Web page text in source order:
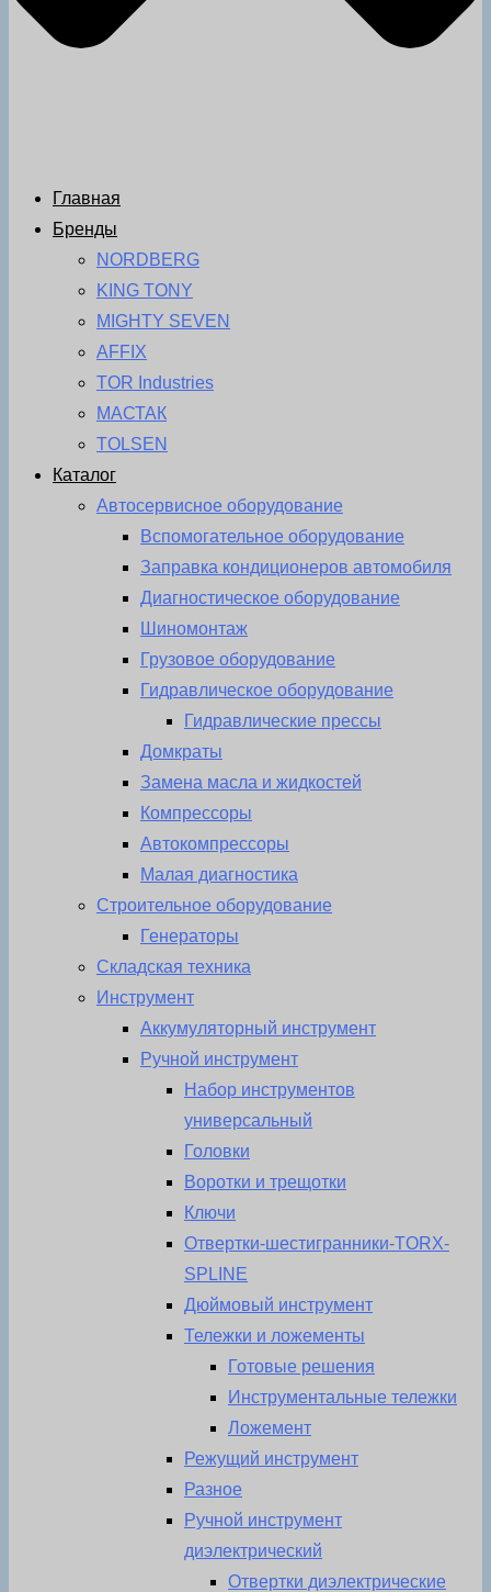
Главная
Бренды
NORDBERG
KING TONY
MIGHTY SEVEN
AFFIX
TOR Industries
МАСТАК
TOLSEN
Каталог
Автосервисное оборудование
Вспомогательное оборудование
Заправка кондиционеров автомобиля
Диагностическое оборудование
Шиномонтаж
Грузовое оборудование
Гидравлическое оборудование
Гидравлические прессы
Домкраты
Замена масла и жидкостей
Компрессоры
Автокомпрессоры
Малая диагностика
Строительное оборудование
Генераторы
Складская техника
Инструмент
Аккумуляторный инструмент
Ручной инструмент
Набор инструментов
универсальный
Головки
Воротки и трещотки
Ключи
Отвертки-шестигранники-TORX-
SPLINE
Дюймовый инструмент
Тележки и ложементы
Готовые решения
Инструментальные тележки
Ложемент
Режущий инструмент
Разное
Ручной инструмент
диэлектрический
Отвертки диэлектрические